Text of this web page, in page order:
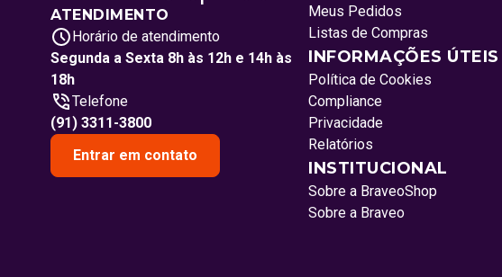
ATENDIMENTO
Horário de atendimento
Segunda a Sexta 8h às 12h e 14h às
18h
Telefone
(91) 3311-3800
Entrar em contato
Meus Pedidos
Listas de Compras
INFORMAÇÕES ÚTEIS
Política de Cookies
Compliance
Privacidade
Relatórios
INSTITUCIONAL
Sobre a BraveoShop
Sobre a Braveo